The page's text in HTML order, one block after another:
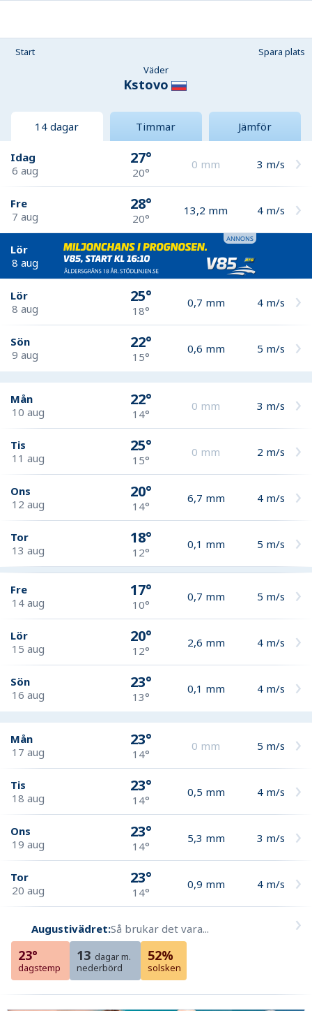
Start
Spara plats
Väder
Kstovo
14 dagar Timmar Jämför
Idag
6 aug
27°
20°
0 mm 3 m/s
Fre
7 aug
28°
20°
13,2 mm 4 m/s
Lör
8 aug
Lör
8 aug
25°
18°
0,7 mm 4 m/s
Sön
9 aug
22°
15°
0,6 mm 5 m/s
Mån
10 aug
22°
14°
0 mm 3 m/s
Tis
11 aug
25°
15°
0 mm 2 m/s
Ons
12 aug
20°
14°
6,7 mm 4 m/s
Tor
13 aug
18°
12°
0,1 mm 5 m/s
Fre
14 aug
17°
10°
0,7 mm 5 m/s
Lör
15 aug
20°
12°
2,6 mm 4 m/s
Sön
16 aug
23°
13°
0,1 mm 4 m/s
Mån
17 aug
23°
14°
0 mm 5 m/s
Tis
18 aug
23°
14°
0,5 mm 4 m/s
Ons
19 aug
23°
14°
5,3 mm 3 m/s
Tor
20 aug
23°
14°
0,9 mm 4 m/s
Augustivädret:Så brukar det vara...
23°
dagstemp
13 dagar m.
nederbörd
52%
solsken